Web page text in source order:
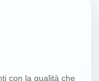
con la qualità che